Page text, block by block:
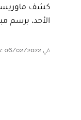
كشف
الأحد، برسم مباريات
في 06/02/2022 على الساعة 13:00